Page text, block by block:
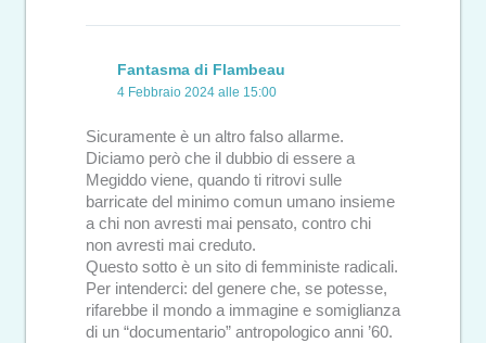
Fantasma di Flambeau
4 Febbraio 2024 alle 15:00
Sicuramente è un altro falso allarme.
Diciamo però che il dubbio di essere a
Megiddo viene, quando ti ritrovi sulle
barricate del minimo comun umano insieme
a chi non avresti mai pensato, contro chi
non avresti mai creduto.
Questo sotto è un sito di femministe radicali.
Per intenderci: del genere che, se potesse,
rifarebbe il mondo a immagine e somiglianza
di un “documentario” antropologico anni ’60.